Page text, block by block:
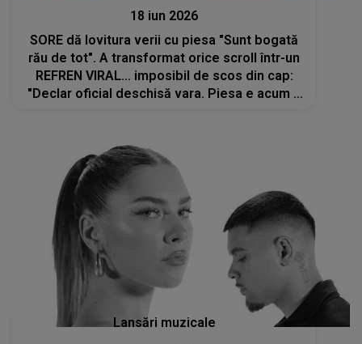
18 iun 2026
SORE dă lovitura verii cu piesa "Sunt bogată
rău de tot". A transformat orice scroll într-un
REFREN VIRAL... imposibil de scos din cap:
"Declar oficial deschisă vara. Piesa e acum a
Lansări muzicale